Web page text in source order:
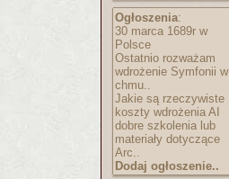
Ogłoszenia:
30 marca 1689r w
Polsce
Ostatnio rozważam
wdrożenie Symfonii w
chmu..
Jakie są rzeczywiste
koszty wdrożenia AI
dobre szkolenia lub
materiały dotyczące
Arc..
Dodaj ogłoszenie..